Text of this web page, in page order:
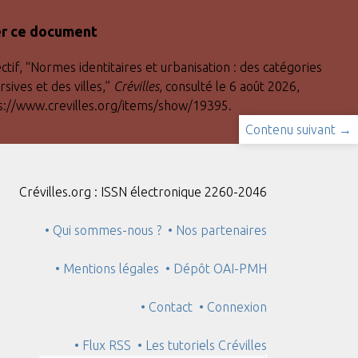
ce document
“Normes identitaires et urbanisation : des catégories
et des villes,” Crévilles, consulté le 6 août 2026,
www.crevilles.org/items/show/19395.
Contenu suivant →
Crévilles.org : ISSN électronique 2260-2046
• Qui sommes-nous ? • Nos partenaires
• Mentions légales • Dépôt OAI-PMH
• Contact • Connexion
• Flux RSS • Les tutoriels Crévilles